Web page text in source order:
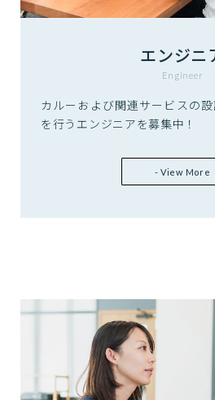
エンジニ
Engineer
カルーおよび関連サービスの
を行うエンジニアを募集中！
- View More